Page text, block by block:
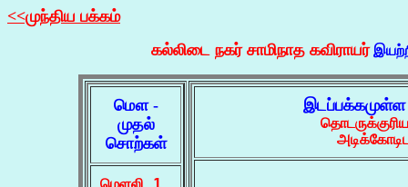
<<முந்திய பக்கம்
கல்லிடை நகர் சாமிநாத கவிராயர்
மௌ -
முதல்
சொற்கள்
இடப்பக்கமுள்ள